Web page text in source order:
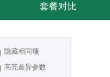
套餐对比
隐藏相同项
高亮差异参数